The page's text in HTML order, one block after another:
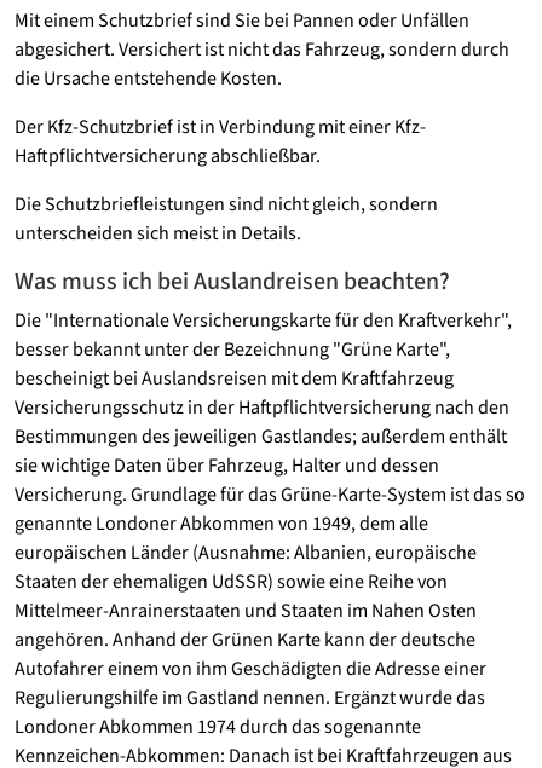
Mit einem Schutzbrief sind Sie bei Pannen oder Unfällen
abgesichert. Versichert ist nicht das Fahrzeug, sondern durch
die Ursache entstehende Kosten.
Der Kfz-Schutzbrief ist in Verbindung mit einer Kfz-
Haftpflichtversicherung abschließbar.
Die Schutzbriefleistungen sind nicht gleich, sondern
unterscheiden sich meist in Details.
Was muss ich bei Auslandreisen beachten?
Die "Internationale Versicherungskarte für den Kraftverkehr",
besser bekannt unter der Bezeichnung "Grüne Karte",
bescheinigt bei Auslandsreisen mit dem Kraftfahrzeug
Versicherungsschutz in der Haftpflichtversicherung nach den
Bestimmungen des jeweiligen Gastlandes; außerdem enthält
sie wichtige Daten über Fahrzeug, Halter und dessen
Versicherung. Grundlage für das Grüne-Karte-System ist das so
genannte Londoner Abkommen von 1949, dem alle
europäischen Länder (Ausnahme: Albanien, europäische
Staaten der ehemaligen UdSSR) sowie eine Reihe von
Mittelmeer-Anrainerstaaten und Staaten im Nahen Osten
angehören. Anhand der Grünen Karte kann der deutsche
Autofahrer einem von ihm Geschädigten die Adresse einer
Regulierungshilfe im Gastland nennen. Ergänzt wurde das
Londoner Abkommen 1974 durch das sogenannte
Kennzeichen-Abkommen: Danach ist bei Kraftfahrzeugen aus